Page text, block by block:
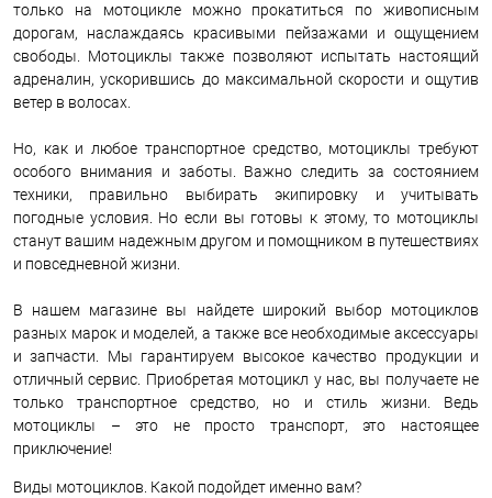
только на мотоцикле можно прокатиться по живописным
дорогам, наслаждаясь красивыми пейзажами и ощущением
свободы. Мотоциклы также позволяют испытать настоящий
адреналин, ускорившись до максимальной скорости и ощутив
ветер в волосах.
Но, как и любое транспортное средство, мотоциклы требуют
особого внимания и заботы. Важно следить за состоянием
техники, правильно выбирать экипировку и учитывать
погодные условия. Но если вы готовы к этому, то мотоциклы
станут вашим надежным другом и помощником в путешествиях
и повседневной жизни.
В нашем магазине вы найдете широкий выбор мотоциклов
разных марок и моделей, а также все необходимые аксессуары
и запчасти. Мы гарантируем высокое качество продукции и
отличный сервис. Приобретая мотоцикл у нас, вы получаете не
только транспортное средство, но и стиль жизни. Ведь
мотоциклы – это не просто транспорт, это настоящее
приключение!
Виды мотоциклов. Какой подойдет именно вам?